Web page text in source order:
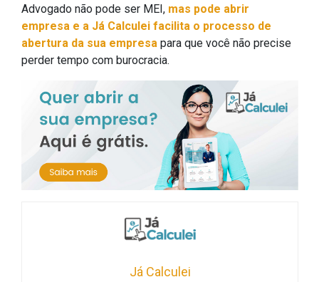
Advogado não pode ser MEI, mas pode abrir
empresa e a Já Calculei facilita o processo de
abertura da sua empresa para que você não precise
perder tempo com burocracia.
Já Calculei